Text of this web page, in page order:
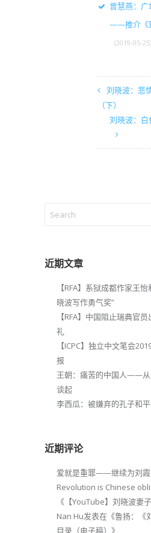
曾慧燕：
——推介《
(2019-05-25)
刘晓波：悲
（下）
刘晓波：
近期文章
【RFA】系狱成都作家王
晓波写作勇气奖”
【RFA】中国阻止瑞典官
礼
【ICPC】独立中文笔会
报
王朝：痛苦的中国人——从
谈起
李西瓜：被嫌弃的孔子和
近期评论
爱就是重罪——继续为刘
Revolution is Chinese
《 【YouTube】刘晓波妻
Nan Hu发表在《鲁扬：《
目录（电子稿） 》